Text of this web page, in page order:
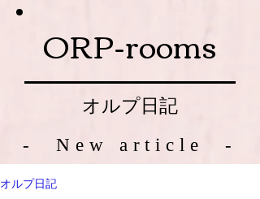
ORP-rooms
オルプ日記
- New article -
オルプ日記